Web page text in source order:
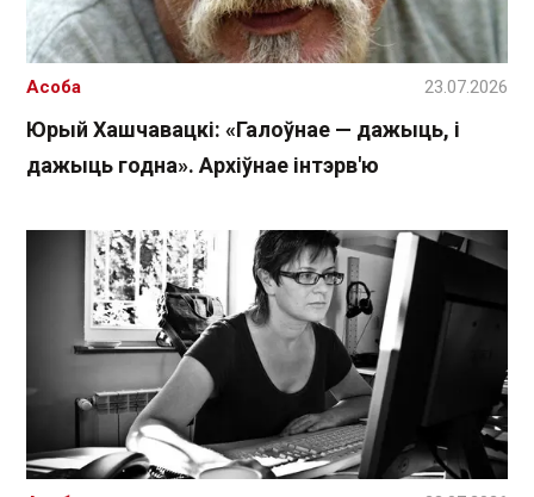
Юрый Хашчавацкі: «Галоўнае — дажыць, і
дажыць годна». Архіўнае інтэрв'ю
Асоба 23.07.2026